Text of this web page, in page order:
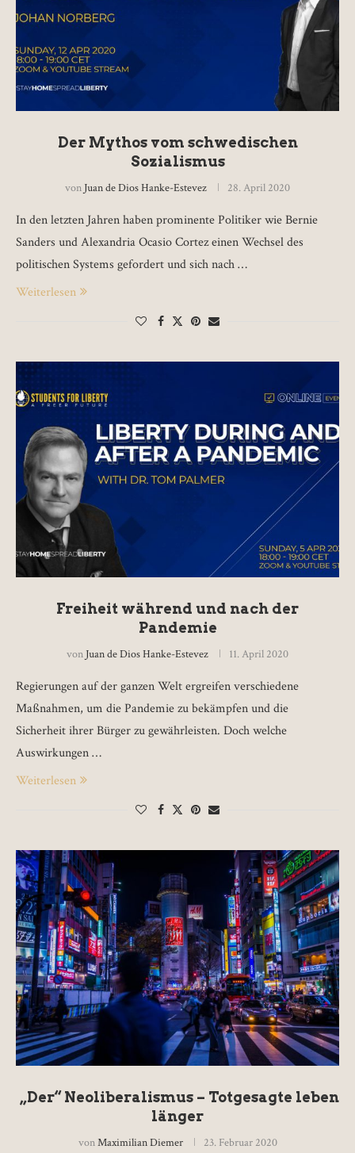
Der Mythos vom schwedischen
Sozialismus
von Juan de Dios Hanke-Estevez 28. April 2020
In den letzten Jahren haben prominente Politiker wie Bernie
Sanders und Alexandria Ocasio Cortez einen Wechsel des
politischen Systems gefordert und sich nach …
Weiterlesen
Freiheit während und nach der
Pandemie
von Juan de Dios Hanke-Estevez 11. April 2020
Regierungen auf der ganzen Welt ergreifen verschiedene
Maßnahmen, um die Pandemie zu bekämpfen und die
Sicherheit ihrer Bürger zu gewährleisten. Doch welche
Auswirkungen …
Weiterlesen
„Der“ Neoliberalismus – Totgesagte leben
länger
vonMaximilian Diemer 23. Februar 2020